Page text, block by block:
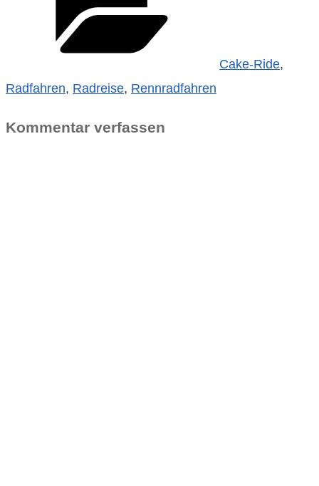
Cake-Ride,
Radfahren, Radreise, Rennradfahren
Kommentar verfassen